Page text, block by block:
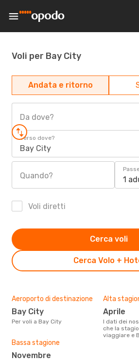
Voli per Bay City
Andata e ritorno
Da dove?
Verso dove?
Bay City
Quando? 1
Voli diretti
Cerca Volo +
Cerca voli
Aeroporto di destinazione
Bay City
Per voli a Bay City
Alta
aprile
I dati dei nostri clienti ci dicono
che la
viaggiare e
Bassa stagione
novembre